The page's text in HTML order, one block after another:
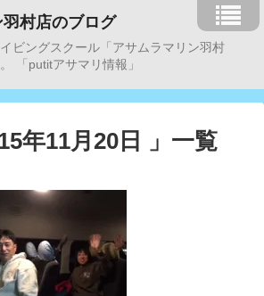
村店のブログ
ビングスクール「アサムラマリン羽村
「putitアサマリ情報」
年11月20日 」一覧